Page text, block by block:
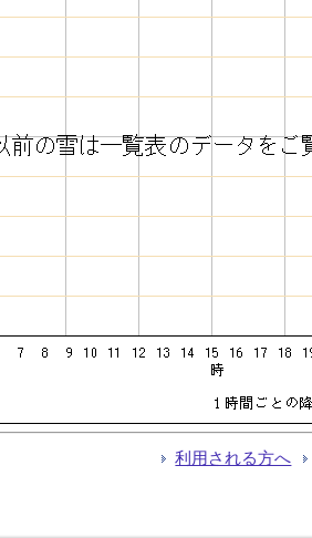
利用される方へ